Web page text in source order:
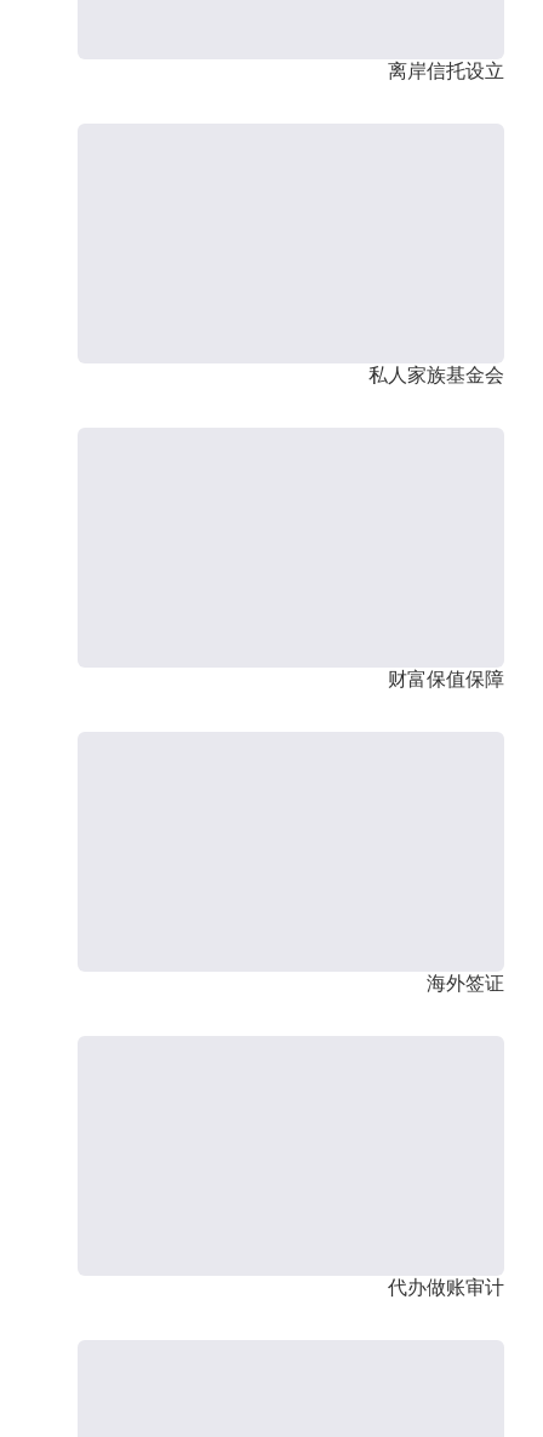
离岸信托设立
私人家族基金会
财富保值保障
海外签证
代办做账审计